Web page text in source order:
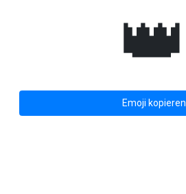
👑
Emoji kopieren